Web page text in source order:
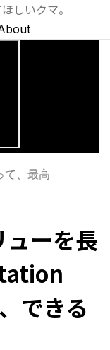
しいクマ。
て、最高
ーを長
できる